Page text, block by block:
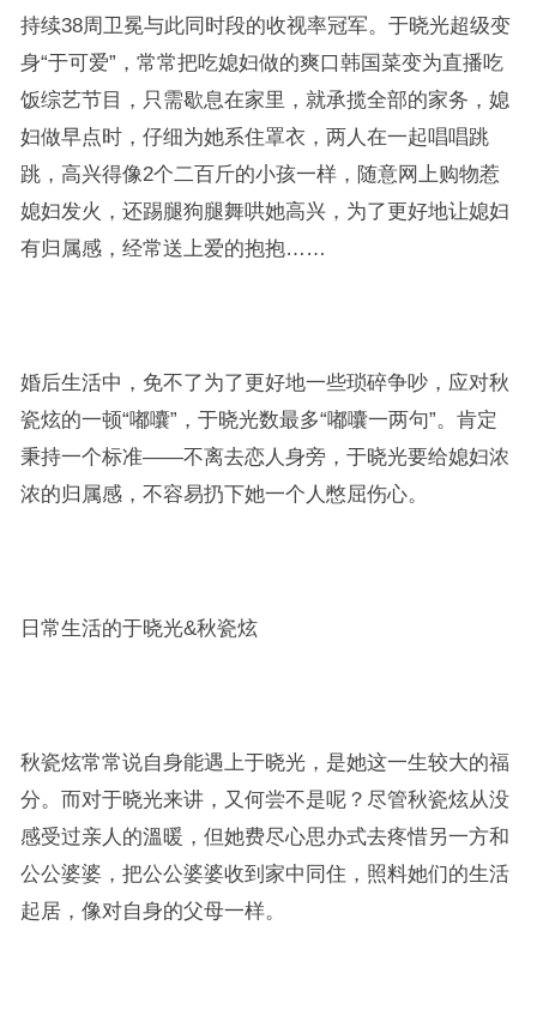
持续38周卫冕与此同时段的收视率冠军。于晓光超级变
身“于可爱”，常常把吃媳妇做的爽口韩国菜变为直播吃
饭综艺节目，只需歇息在家里，就承揽全部的家务，媳
妇做早点时，仔细为她系住罩衣，两人在一起唱唱跳
跳，高兴得像2个二百斤的小孩一样，随意网上购物惹
媳妇发火，还踢腿狗腿舞哄她高兴，为了更好地让媳妇
有归属感，经常送上爱的抱抱……
婚后生活中，免不了为了更好地一些琐碎争吵，应对秋
瓷炫的一顿“嘟囔”，于晓光数最多“嘟囔一两句”。肯定
秉持一个标准——不离去恋人身旁，于晓光要给媳妇浓
浓的归属感，不容易扔下她一个人憋屈伤心。
日常生活的于晓光&秋瓷炫
秋瓷炫常常说自身能遇上于晓光，是她这一生较大的福
分。而对于晓光来讲，又何尝不是呢？尽管秋瓷炫从没
感受过亲人的溫暖，但她费尽心思办式去疼惜另一方和
公公婆婆，把公公婆婆收到家中同住，照料她们的生活
起居，像对自身的父母一样。